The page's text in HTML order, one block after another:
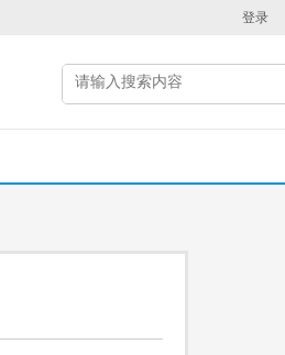
登录